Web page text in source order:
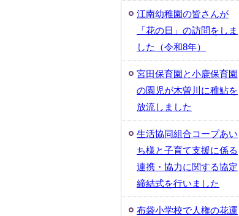
江南幼稚園の皆さんが
「花の日」の訪問をしま
した（令和8年）
宮田保育園と小鹿保育園
の園児が木曽川に稚鮎を
放流しました
生活協同組合コープあい
ち様と子育て支援に係る
連携・協力に関する協定
締結式を行いました
布袋小学校で人権の花運